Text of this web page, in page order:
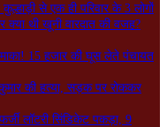
से एक ही परिवार के 3 लोगों
थी खूनी वारदात की वजह?
15 हजार की घूस लेते पंचायत
की हत्या, सड़क पर रोककर
लॉटरी सिंडिकेट पकड़ा, 9